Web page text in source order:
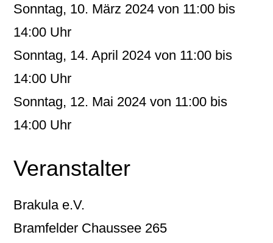
Sonntag, 10. März 2024 von 11:00 bis
14:00 Uhr
Sonntag, 14. April 2024 von 11:00 bis
14:00 Uhr
Sonntag, 12. Mai 2024 von 11:00 bis
14:00 Uhr
Veranstalter
Brakula e.V.
Bramfelder Chaussee 265